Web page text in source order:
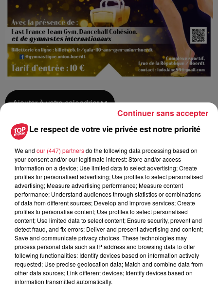
Ajouter à votre calendrier
Date
au23 novembre 2019 à 0h00
Lieu Centre Culturel de HOERDT (67)
Organisateur
Guth Claude
0629283753
gala110ans@gmail.com
Le respect de votre vie privée est notre priorité
We and our (447) partnersdo the following data processing based on
your consent and/or our legitimate interest: Store and/or access
information on a device; Use limited data to select advertising; Create
profiles for personalised advertising; Use profiles to select personalised
advertising; Measure advertising performance; Measure content
performance; Understand audiences through statistics or combinations
of data from different sources; Develop and improve services; Create
profiles to personalise content; Use profiles to select personalised
content; Use limited data to select content; Ensure security, prevent and
detect fraud, and fix errors; Deliver and present advertising and content;
Save and communicate privacy choices. These technologies may
process personal data such as IP address and browsing data to offer
following functionalities: Identify devices based on information actively
requested; Use precise geolocation data; Match and combine data from
other data sources; Link different devices; Identify devices based on
information transmitted automatically.
Continuer sans accepter